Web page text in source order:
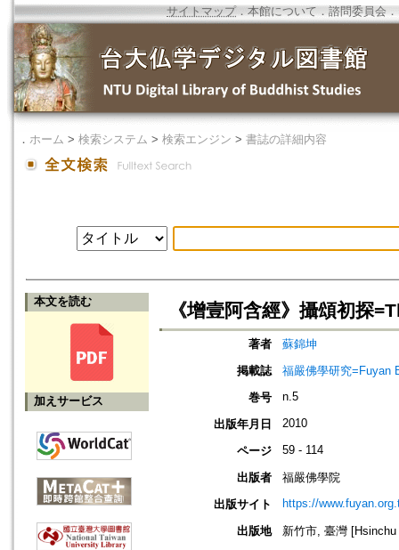
サイトマップ．本館について ． 諮問委員会 ．
． ホーム > 検索システム > 検索エンジン > 書誌の詳細内容
本文を読む
加えサービス
《增壹阿含經》攝頌初探
著者
蘇錦坤
掲載誌
福嚴佛學研究=Fuyan
巻号
n.5
出版年月日 2010
ページ 59 - 114
出版者
福嚴佛學院
出版サイト
https://
出版地
新竹市, 臺灣